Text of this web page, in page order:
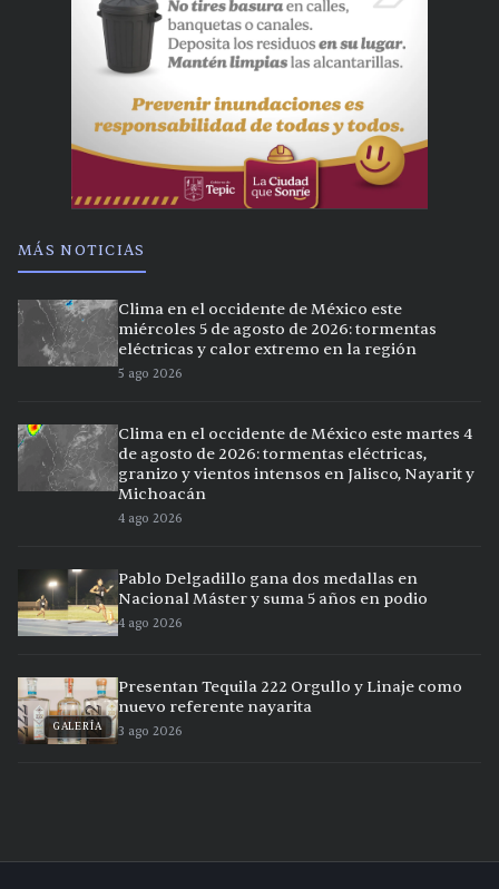
MÁS NOTICIAS
Clima en el occidente de México este
miércoles 5 de agosto de 2026: tormentas
eléctricas y calor extremo en la región
5 ago 2026
Clima en el occidente de México este martes 4
de agosto de 2026: tormentas eléctricas,
granizo y vientos intensos en Jalisco, Nayarit y
Michoacán
4 ago 2026
Pablo Delgadillo gana dos medallas en
Nacional Máster y suma 5 años en podio
4 ago 2026
GALERÍA
Presentan Tequila 222 Orgullo y Linaje como
nuevo referente nayarita
3 ago 2026